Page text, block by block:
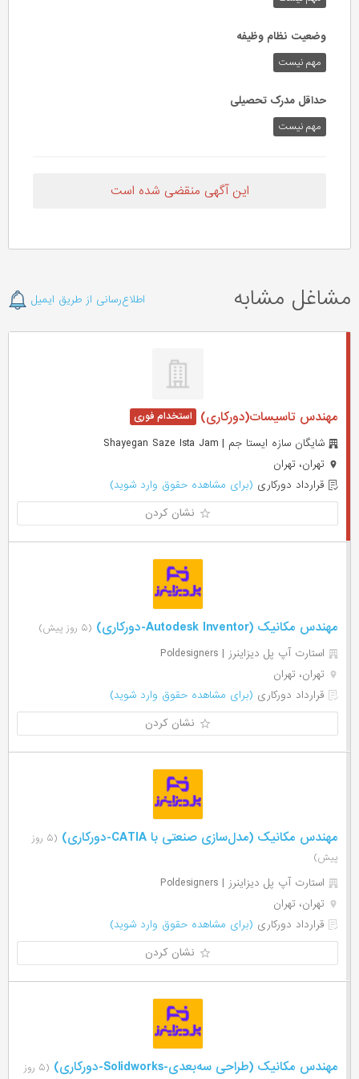
وضعیت نظام وظیفه
مهم‌ نیست
حداقل مدرک تحصیلی
مهم نیست
این آگهی منقضی شده است
مشاغل مشابه اطلاع‌رسانی از طریق ایمیل
مهندس تاسیسات(دورکاری)
شایگان سازه ایستا جم | Shayegan Saze Ista Jam
تهران، تهران
قرارداد دورکاری (برای مشاهده حقوق وارد شوید)
نشان کردن
مهندس مکانیک (Autodesk Inventor-دورکاری) (۵ روز پیش)
استارت آپ پل دیزاینرز | Poldesigners
تهران، تهران
قرارداد دورکاری (برای مشاهده حقوق وارد شوید)
نشان کردن
مهندس مکانیک (مدل‌سازی صنعتی با CATIA-دورکاری)
(۵ روز
پیش)
استارت آپ پل دیزاینرز | Poldesigners
تهران، تهران
قرارداد دورکاری (برای مشاهده حقوق وارد شوید)
نشان کردن
مهندس مکانیک (طراحی سه‌بعدی-Solidworks-دورکاری)
(۵ روز